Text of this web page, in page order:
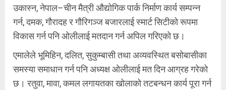
उकास्न, नेपाल–चीन मैत्री औद्योगिक पार्क निर्माण कार्य सम्पन्न
गर्न, दमक, गौरादह र गौरिगञ्ज बजारलाई स्मार्ट सिटीको रूपमा
विकास गर्न पनि ओलीलाई मतदान गर्न अपिल गरिएको छ।
एमालेले भूमिहिन, दलित, सुकुम्बासी तथा अव्यवस्थित बसोबासीका
समस्या समाधान गर्न पनि अध्यक्ष ओलीलाई मत दिन आग्रह गरेको
छ। रतुवा, मावा, कमल लगायतका खोलाको तटबन्धन कार्य पूरा गर्न